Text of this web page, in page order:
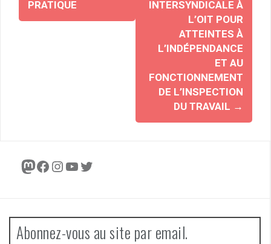
PRATIQUE
INTERSYNDICALE À
L’OIT POUR
ATTEINTES À
L’INDÉPENDANCE
ET AU
FONCTIONNEMENT
DE L’INSPECTION
DU TRAVAIL →
Mastodon
Facebook
Instagram
YouTube
Twitter
Abonnez-vous au site par email.